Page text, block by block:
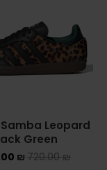
DR MARTENS
NEW BALANCE
BALANCE 1906R
Leopard
Green
720.00₪
₪